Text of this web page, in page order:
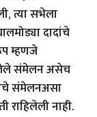
त्या सभेला
दादांचे
म्हणजे
संमेलन असेच
संमेलनअसा
राहिलेली नाही.